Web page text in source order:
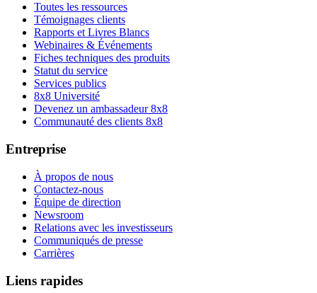
Toutes les ressources
Témoignages clients
Rapports et Livres Blancs
Webinaires & Événements
Fiches techniques des produits
Statut du service
Services publics
8x8 Université
Devenez un ambassadeur 8x8
Communauté des clients 8x8
Entreprise
À propos de nous
Contactez-nous
Équipe de direction
Newsroom
Relations avec les investisseurs
Communiqués de presse
Carrières
Liens rapides